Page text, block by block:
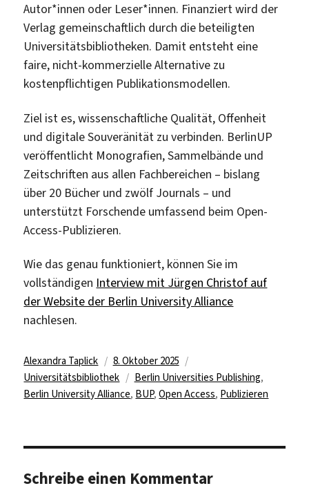
Autor*innen oder Leser*innen. Finanziert wird der
Verlag gemeinschaftlich durch die beteiligten
Universitätsbibliotheken. Damit entsteht eine
faire, nicht-kommerzielle Alternative zu
kostenpflichtigen Publikationsmodellen.
Ziel ist es, wissenschaftliche Qualität, Offenheit
und digitale Souveränität zu verbinden. BerlinUP
veröffentlicht Monografien, Sammelbände und
Zeitschriften aus allen Fachbereichen – bislang
über 20 Bücher und zwölf Journals – und
unterstützt Forschende umfassend beim Open-
Access-Publizieren.
Wie das genau funktioniert, können Sie im
vollständigen Interview mit Jürgen Christof auf
der Website der Berlin University Alliance
nachlesen.
Autor
Alexandra Taplick
Veröffentlicht
am
8. Oktober 2025
Universitätsbibliothek
Schlagwörter
Berlin Universities Publishing,
Berlin University Alliance, BUP,Open Access, Publizieren
Schreibe einen Kommentar